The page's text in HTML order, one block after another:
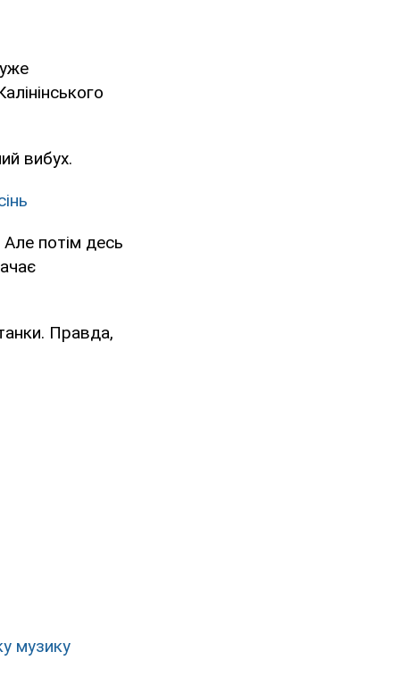
вибух.
потім десь
Правда,
музику